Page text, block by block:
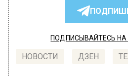
ПОДПИСЫВАЙТЕСЬ НА
НОВОСТИ ДЗЕН